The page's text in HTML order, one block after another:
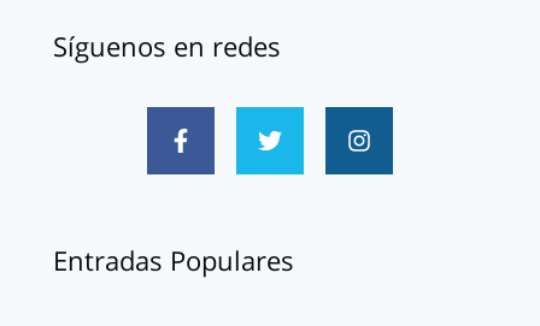
Síguenos en redes
Entradas Populares